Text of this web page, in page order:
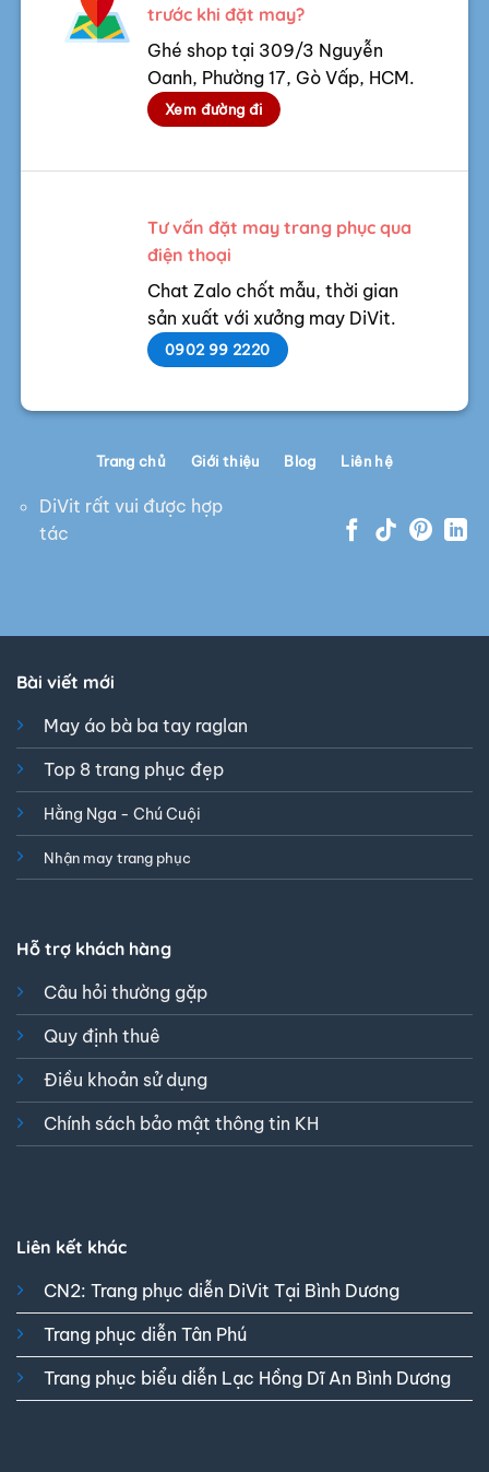
trước khi đặt may?
Ghé shop tại 309/3 Nguyễn
Oanh, Phường 17, Gò Vấp, HCM.
Xem đường đi
Tư vấn đặt may trang phục qua
điện thoại
Chat Zalo chốt mẫu, thời gian
sản xuất với xưởng may DiVit.
0902 99 2220
DiVit rất vui được hợp
tác
Trang chủ Giới thiệu Blog Liên hệ
Bài viết mới
May áo bà ba tay raglan
Top 8 trang phục đẹp
Hằng Nga - Chú Cuội
Nhận may trang phục
Hỗ trợ khách hàng
Câu hỏi thường gặp
Quy định thuê
Điều khoản sử dụng
Chính sách bảo mật thông tin KH
Liên kết khác
CN2: Trang phục diễn DiVit Tại Bình Dương
Trang phục diễn Tân Phú
Trang phục biểu diễn Lạc Hồng Dĩ An Bình Dương